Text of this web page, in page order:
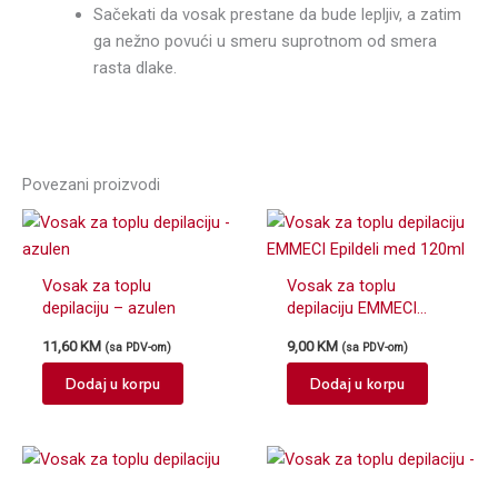
Sačekati da vosak prestane da bude lepljiv, a zatim
ga nežno povući u smeru suprotnom od smera
rasta dlake.
Povezani proizvodi
Vosak za toplu
depilaciju – azulen
11,60KM (sa PDV-om)
Dodaj u korpu
Vosak za toplu
depilaciju EMMECI
9,00KM (sa PDV-om)
Dodaj u korpu